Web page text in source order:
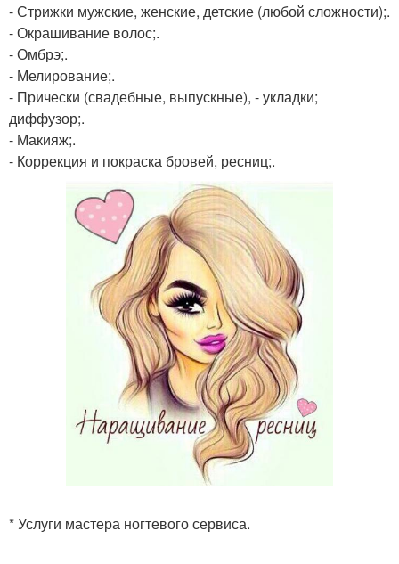
- Стрижки мужские, женские, детские (любой сложности);.
- Окрашивание волос;.
- Омбрэ;.
- Мелирование;.
- Прически (свадебные, выпускные), - укладки;
диффузор;.
- Макияж;.
- Коррекция и покраска бровей, ресниц;.
* Услуги мастера ногтевого сервиса.